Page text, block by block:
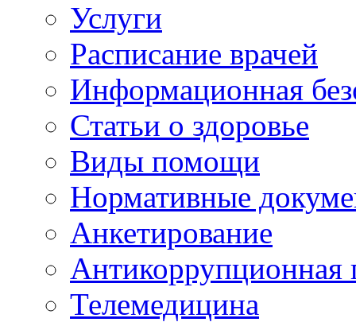
Услуги
Расписание врачей
Информационная
Статьи о здоровье
Виды помощи
Нормативные
Анкетирование
Антикоррупционная
Телемедицина